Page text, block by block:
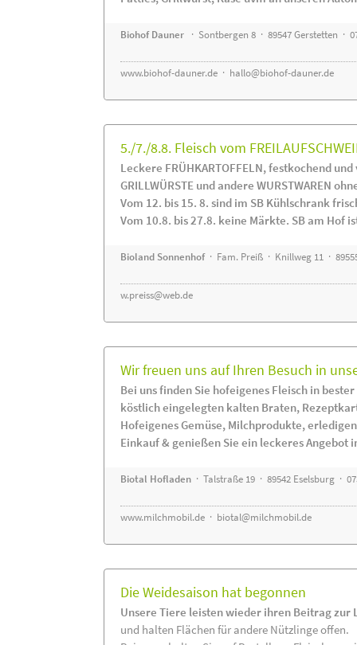
Biohof Dauner · Sontbergen 8 · 89547 Gerstetten ·
www.biohof-dauner.de · hallo@biohof-dauner.de
5./7./8.8. Fleisch vom
Leckere FRÜHKARTOFFELN, festkochend
GRILLWÜRSTE und andere WURSTWAREN
Vom 12. bis 15. 8. sind im SB Kühlschrank
Vom 10.8. bis 27.8. keine Märkte. SB am Hof
Bioland Sonnenhof· Fam. Preiß · Knillweg 11 ·
w.preiss@web.de
Wir freuen uns auf Ihren Besuch in
Bei uns finden Sie hofeigenes Fleisch in
köstlich eingelegten kalten Braten,
Hofeigenes Gemüse, Milchprodukte,
Einkauf & genießen Sie ein leckeres Angebot
Biotal Hofladen · Talstraße 19 · 89542 Eselsburg ·
www.milchmobil.de · biotal@milchmobil.de
Die Weidesaison hat begonnen
Unsere Tiere leisten wieder ihren Beitrag zur
und halten Flächen für andere Nützlinge offen.